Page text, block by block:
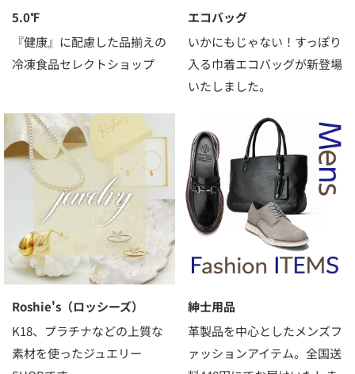
5.0℉
『健康』に配慮した品揃えの
冷凍食品セレクトショップ
エコバッグ
いかにもじゃない！すっぽり
入る巾着エコバッグが新登場
いたしました。
Roshie's（ロッシーズ）
K18、プラチナなどの上質な
素材を使ったジュエリー
紳士用品
革製品を中心としたメンズフ
ァッションアイテム。全国送